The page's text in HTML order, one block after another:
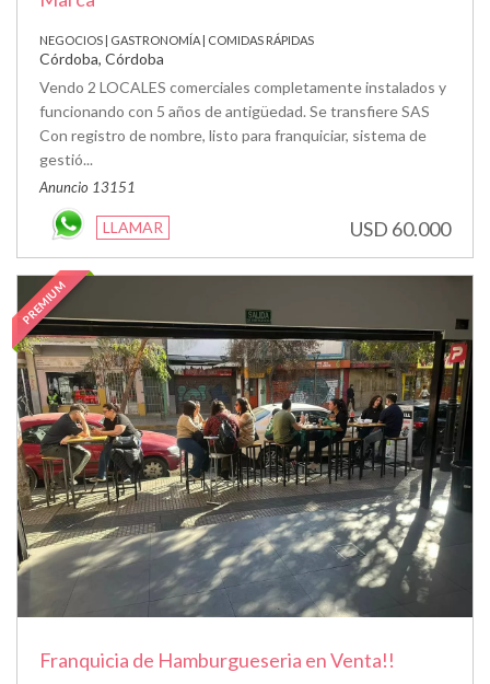
NEGOCIOS | GASTRONOMÍA | COMIDAS RÁPIDAS
Córdoba, Córdoba
Vendo 2 LOCALES comerciales completamente instalados y
funcionando con 5 años de antigüedad. Se transfiere SAS
Con registro de nombre, listo para franquiciar, sistema de
gestió...
Anuncio 13151
LLAMAR USD 60.000
Franquicia de Hamburgueseria en Venta!!
PREMIUM